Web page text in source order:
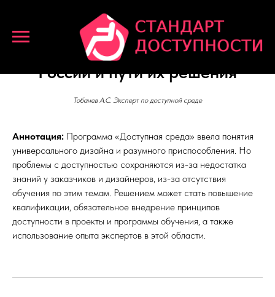
Проблемы доступного для всех
промышленного дизайна в
России и пути их решения
Тобанев А.С. Эксперт по доступной среде
Аннотация: Программа «Доступная среда» ввела понятия
универсального дизайна и разумного приспособления. Но
проблемы с доступностью сохраняются из-за недостатка
знаний у заказчиков и дизайнеров, из-за отсутствия
обучения по этим темам. Решением может стать повышение
квалификации, обязательное внедрение принципов
доступности в проекты и программы обучения, а также
использование опыта экспертов в этой области.